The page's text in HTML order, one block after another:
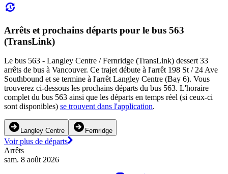
Arrêts et prochains départs pour le bus 563
(TransLink)
Le bus 563 - Langley Centre / Fernridge (TransLink) dessert 33
arrêts de bus à Vancouver. Ce trajet débute à l'arrêt 198 St / 24 Ave
Southbound et se termine à l'arrêt Langley Centre (Bay 6). Vous
trouverez ci-dessous les prochains départs du bus 563. L'horaire
complet du bus 563 ainsi que les départs en temps réel (si ceux-ci
sont disponibles) se trouvent dans l'application.
Langley Centre Fernridge
Voir plus de départs
Arrêts
sam. 8 août 2026